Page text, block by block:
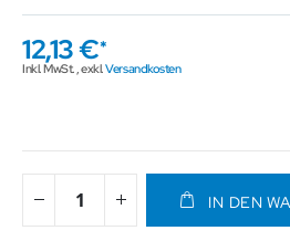
12,13 €
Inkl. MwSt.,exkl.Versandkosten
IN DEN